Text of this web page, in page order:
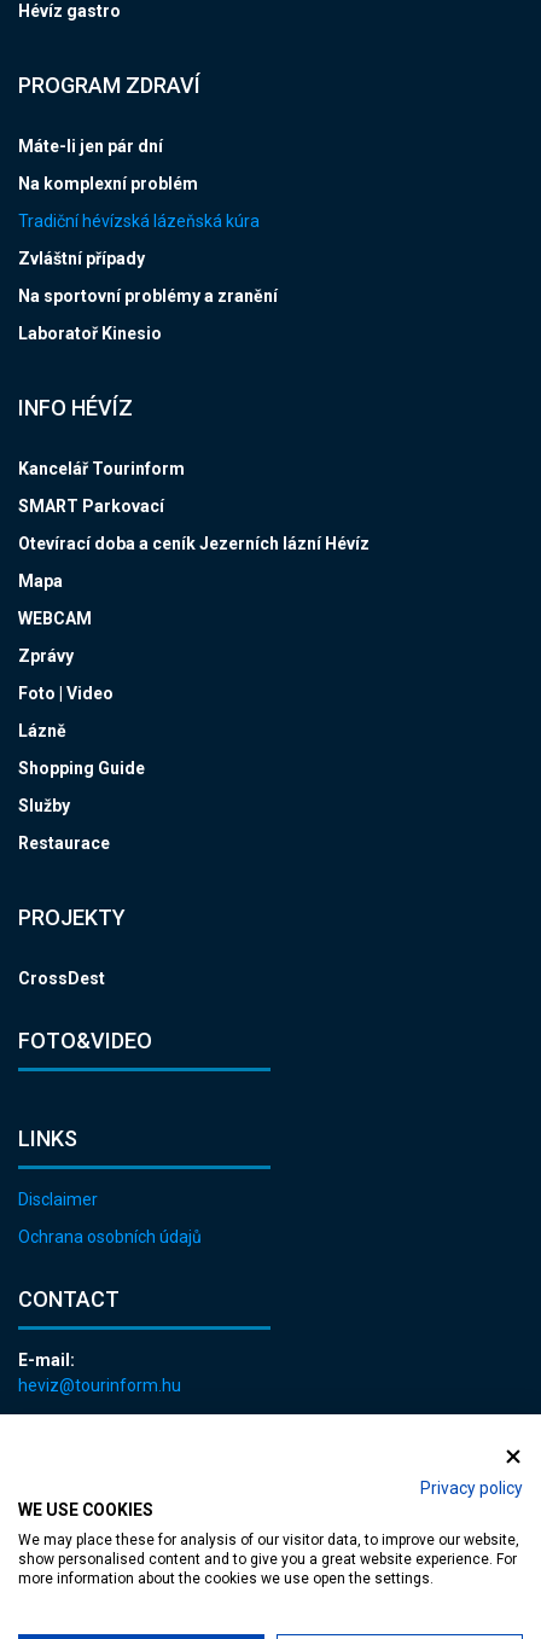
Privacy policy
WE USE COOKIES
We may place these for analysis of our visitor data, to improve our website,
show personalised content and to give you a great website experience. For
more information about the cookies we use open the settings.
Hévíz gastro
PROGRAM ZDRAVÍ
Máte-li jen pár dní
Na komplexní problém
Tradiční hévízská lázeňská kúra
Zvláštní případy
Na sportovní problémy a zranění
Laboratoř Kinesio
INFO HÉVÍZ
Kancelář Tourinform
SMART Parkovací
Otevírací doba a ceník Jezerních lázní Hévíz
Mapa
WEBCAM
Zprávy
Foto | Video
Lázně
Shopping Guide
Služby
Restaurace
PROJEKTY
CrossDest
FOTO&VIDEO
LINKS
Disclaimer
Ochrana osobních údajů
CONTACT
E-mail:
heviz@tourinform.hu